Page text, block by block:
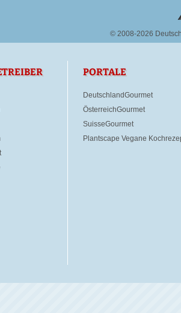
© 2008-2026
PORTALE
DeutschlandGourmet
ÖsterreichGourmet
SuisseGourmet
Plantscape Vegane